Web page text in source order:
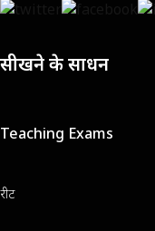
सीखने के साधन
Teaching Exams
रीट